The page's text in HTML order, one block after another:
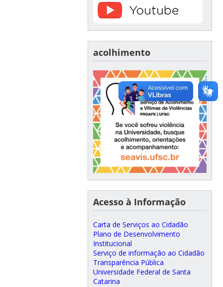
acolhimento
Acesso à Informação
Carta de Serviços ao Cidadão
Plano de Desenvolvimento
Institucional
Serviço de informação ao Cidadão
Transparência Pública
Universidade Federal de Santa
Catarina